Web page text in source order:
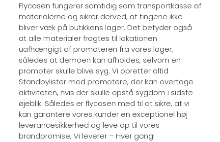
Flycasen fungerer samtidig som transportkasse af
materialerne og sikrer derved, at tingene ikke
bliver væk på butikkens lager. Det betyder også
at alle materialer fragtes til lokationen
uafhængigt af promoteren fra vores lager,
således at demoen kan afholdes, selvom en
promoter skulle blive syg. Vi opretter altid
Standbylister med promotere, der kan overtage
aktiviteten, hvis der skulle opstå sygdom i sidste
øjeblik. Således er flycasen med til at sikre, at vi
kan garantere vores kunder en exceptionel høj
leverancesikkerhed og leve op til vores
brandpromise; Vi leverer – Hver gang!